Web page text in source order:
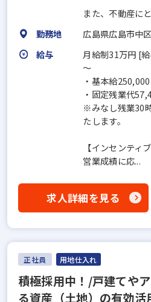
また、不動産に
勤務地
広島県広島市中区
給与
月給制31万円 [
～
・基本給
・固定残業代
※みなし残業30
たします。
【インセンティ
営業成績に応...
求人詳細を見る
正社員 用地仕入れ
積極採用中！/戸建てや
る資産（土地）の有効